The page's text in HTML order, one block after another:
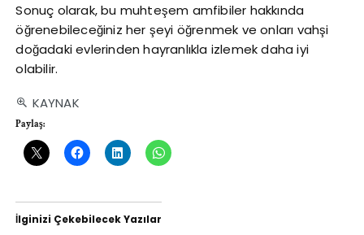
Sonuç olarak, bu muhteşem amfibiler hakkında
öğrenebileceğiniz her şeyi öğrenmek ve onları vahşi
doğadaki evlerinden hayranlıkla izlemek daha iyi
olabilir.
KAYNAK
Paylaş:
İlginizi Çekebilecek Yazılar